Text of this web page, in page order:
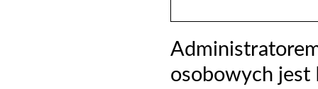
osobowych jest